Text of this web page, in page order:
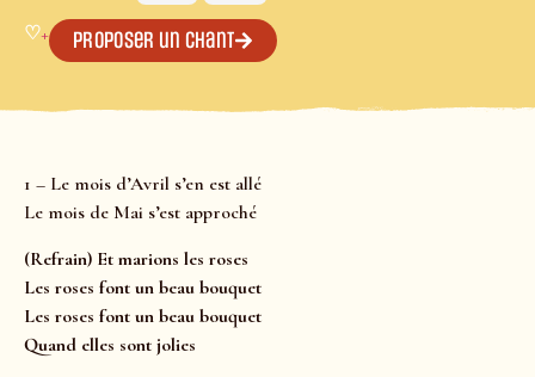
♡+ Proposer un chant
1 – Le mois d’Avril s’en est allé
Le mois de Mai s’est approché
(Refrain) Et marions les roses
Les roses font un beau bouquet
Les roses font un beau bouquet
Quand elles sont jolies